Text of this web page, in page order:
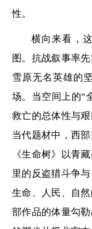
性。
横向来看，
图。抗战叙事率
雪原无名英雄的
场。当空间上的“
救亡的总体性与
当代题材中，西
《生命树》以青
里的反盗猎斗争
生命、人民、自
部作品的体量勾